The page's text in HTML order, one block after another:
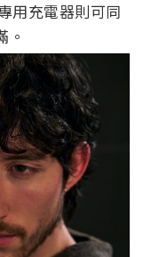
用充電器則可同
。